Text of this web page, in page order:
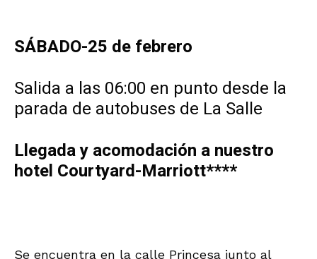
SÁBADO-25 de febrero
Salida a las 06:00 en punto desde la
parada de autobuses de La Salle
Llegada y acomodación a nuestro
hotel Courtyard-Marriott****
Se encuentra en la calle Princesa junto al